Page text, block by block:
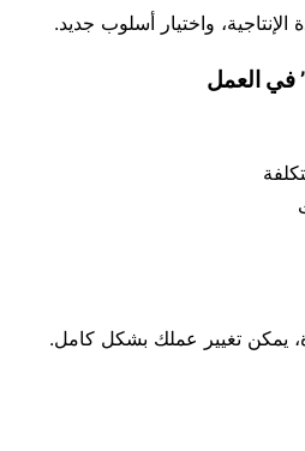
الإنتاجية، واختيار أسلوب جديد.
في العمل
يمكن تغيير عملك بشكل كامل.